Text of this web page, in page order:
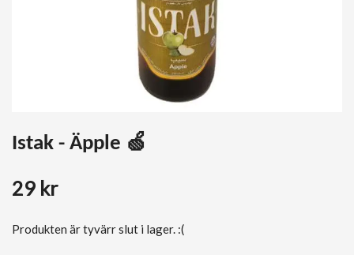
Istak - Äpple 🍏
29 kr
Produkten är tyvärr slut i lager. :(